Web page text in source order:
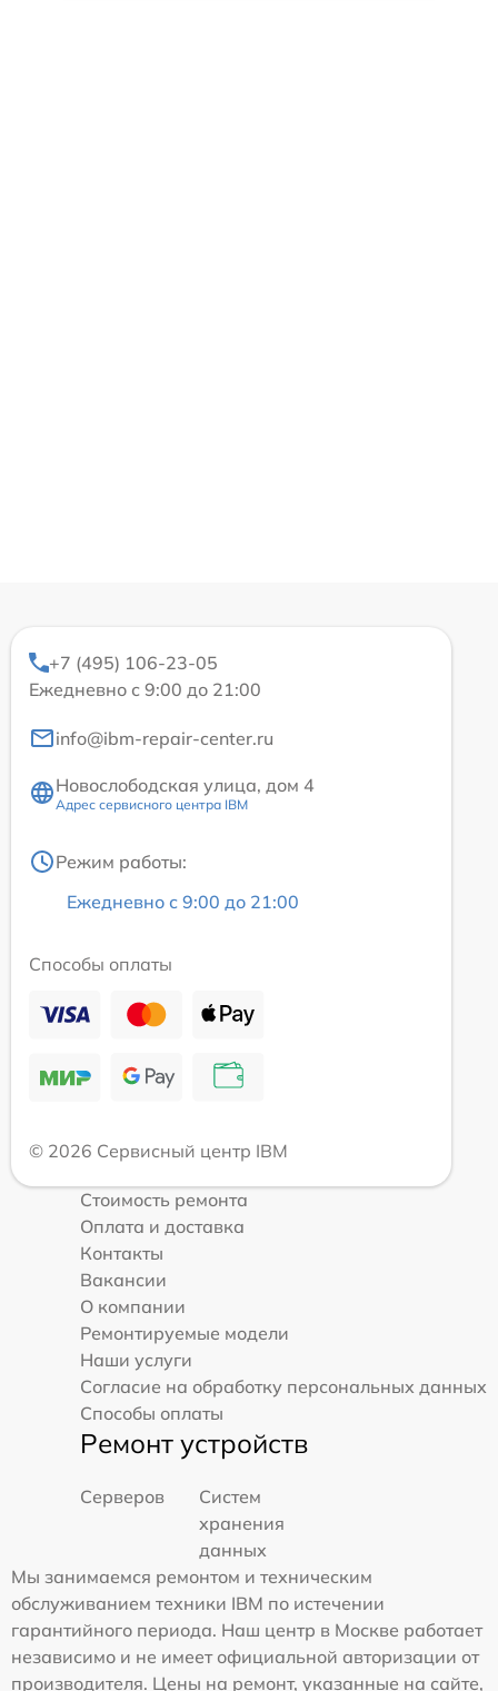
+7 (495) 106-23-05
Ежедневно с 9:00 до 21:00
info@ibm-repair-center.ru
Новослободская улица, дом 4
Адрес сервисного центра IBM
Режим работы:
Ежедневно с 9:00 до 21:00
Способы оплаты
© 2026 Сервисный центр IBM
Стоимость ремонта
Оплата и доставка
Контакты
Вакансии
О компании
Ремонтируемые модели
Наши услуги
Согласие на обработку персональных данных
Способы оплаты
Ремонт устройств
Серверов
Систем
хранения
данных
Мы занимаемся ремонтом и техническим
обслуживанием техники IBM по истечении
гарантийного периода. Наш центр в Москве работает
независимо и не имеет официальной авторизации от
производителя. Цены на ремонт, указанные на сайте,